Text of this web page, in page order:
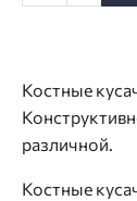
Костные
различной.
Костные